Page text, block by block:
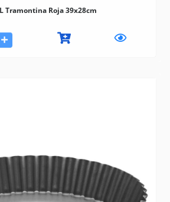
Tramontina Roja 39x28cm